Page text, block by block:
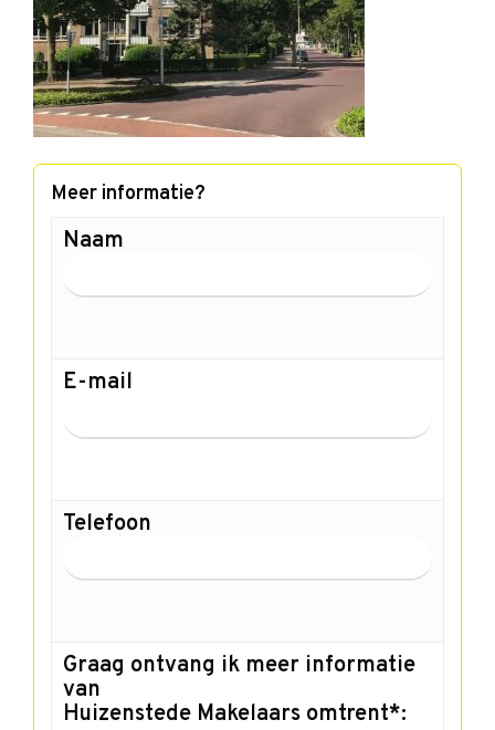
Meer informatie?
Naam
E-mail
Telefoon
Graag ontvang ik meer informatie
van
Huizenstede Makelaars omtrent*: